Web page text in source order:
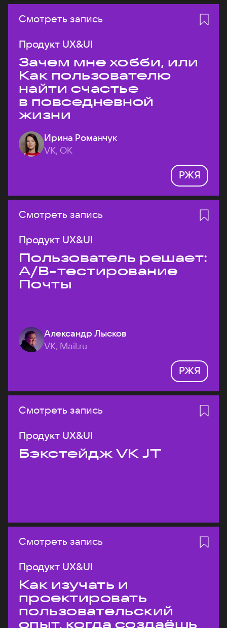
Смотреть запись
Продукт UX&UI
Зачем мне хобби, или
Как пользователю
найти счастье
в повседневной
жизни
Ирина Романчук
VK, ОК
РЖЯ
Смотреть запись
Продукт UX&UI
Пользователь решает:
A/B-тестирование
Почты
Александр Лысков
VK, Mail.ru
РЖЯ
Смотреть запись
Продукт UX&UI
Бэкстейдж VK JT
Смотреть запись
Продукт UX&UI
Как изучать и
проектировать
пользовательский
опыт, когда создаёшь